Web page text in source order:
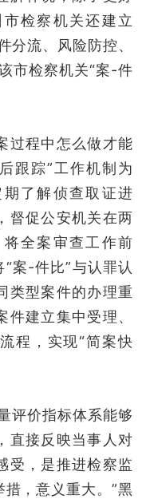
检察机关还建立
分流、风险防控、
市检察机关“案-件
过程中怎么做才能
跟踪”工作机制为
了解侦查取证进
督促公安机关在两
全案审查工作前
案-件比”与认罪认
类型案件的办理重
建立集中受理、
程，实现“简案快
评价指标体系能够
直接反映当事人对
受，是推进检察监
，意义重大。”黑